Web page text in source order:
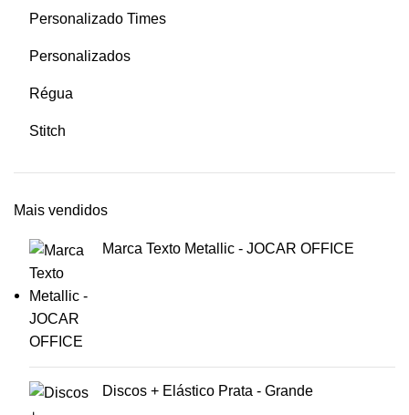
Personalizado Times
Personalizados
Régua
Stitch
Mais vendidos
Marca Texto Metallic - JOCAR OFFICE
Discos + Elástico Prata - Grande